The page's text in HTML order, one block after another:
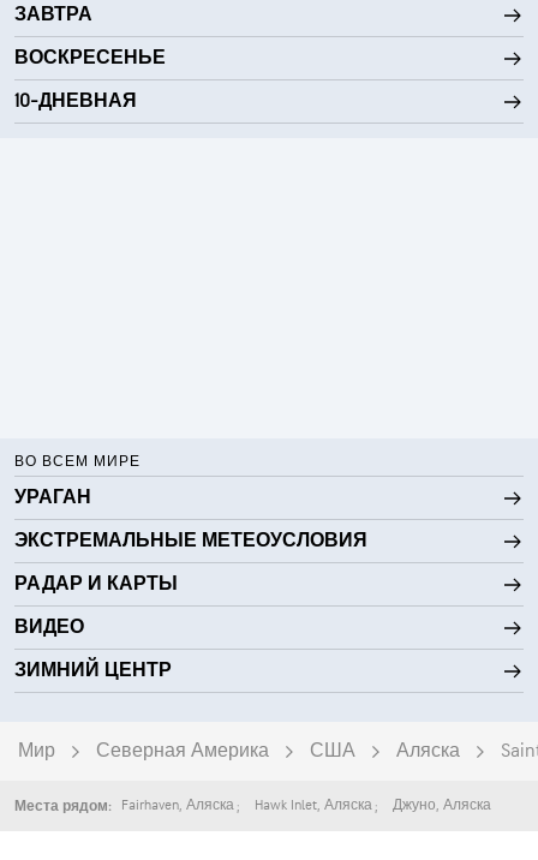
AccuLumen Brightness Index™ 0 (Темно)
Облачность 99 %
Дождь 0.01 дюйм.
ЗАВТРА
ВОСКРЕСЕНЬЕ
10-ДНЕВНАЯ
ВО ВСЕМ МИРЕ
УРАГАН
ЭКСТРЕМАЛЬНЫЕ МЕТЕОУСЛОВИЯ
РАДАР И КАРТЫ
ВИДЕО
ЗИМНИЙ ЦЕНТР
Мир Северная Америка США Аляска
Места рядом: Fairhaven, Аляска Hawk Inlet, Аляска Джуно, Аляска